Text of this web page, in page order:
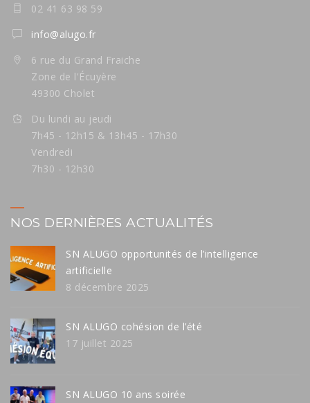
02 41 63 98 59
info@alugo.fr
6 rue du Grand Fraiche
Zone de l'Écuyère
49300 Cholet
Du lundi au jeudi
7h45 - 12h15 & 13h45 - 17h30
Vendredi
7h30 - 12h30
NOS DERNIÈRES ACTUALITÉS
SN ALUGO opportunités de l’intelligence
artificielle
8 décembre 2025
SN ALUGO cohésion de l’été
17 juillet 2025
SN ALUGO 10 ans soirée